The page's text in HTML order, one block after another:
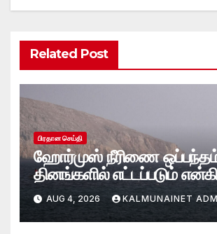
Related Post
பிரதான செய்தி
ஹோர்முஸ் நீரிணை
தினங்களில் எட்டப்படும்
அமெரிக்க கருவூலச்
ஸ்காட் பெசென்ட்!
AUG 4, 2026 KALMUNAINET